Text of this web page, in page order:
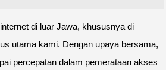
di luar Jawa, khususnya di
utama kami. Dengan upaya bersama,
percepatan dalam pemerataan akses